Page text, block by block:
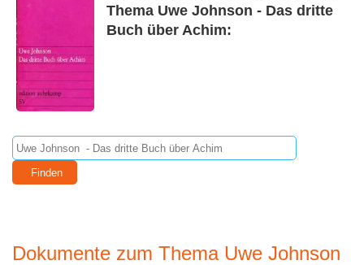
Thema Uwe Johnson - Das dritte
Buch über Achim:
Dokumente zum Thema Uwe Johnson